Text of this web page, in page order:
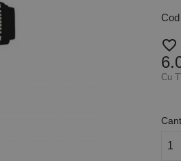
favorite_border
Cu